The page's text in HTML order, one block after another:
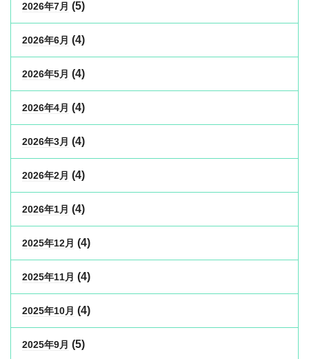
2026年7月 (5)
2026年6月 (4)
2026年5月 (4)
2026年4月 (4)
2026年3月 (4)
2026年2月 (4)
2026年1月 (4)
2025年12月 (4)
2025年11月 (4)
2025年10月 (4)
2025年9月 (5)